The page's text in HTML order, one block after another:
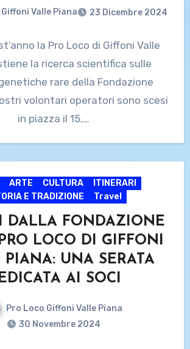
Valle Piana 23 Dicembre 2024
la Pro Loco di Giffoni Valle
la ricerca scientifica sulle
rare della Fondazione
volontari operatori sono scesi
in piazza il 15,…
ARTE CULTURA
ITINERARI
E TRADIZIONE Travel
DALLA FONDAZIONE
LOCO DI GIFFONI
PIANA: UNA SERATA
AI SOCI
Pro Loco Giffoni Valle Piana
30 Novembre 2024